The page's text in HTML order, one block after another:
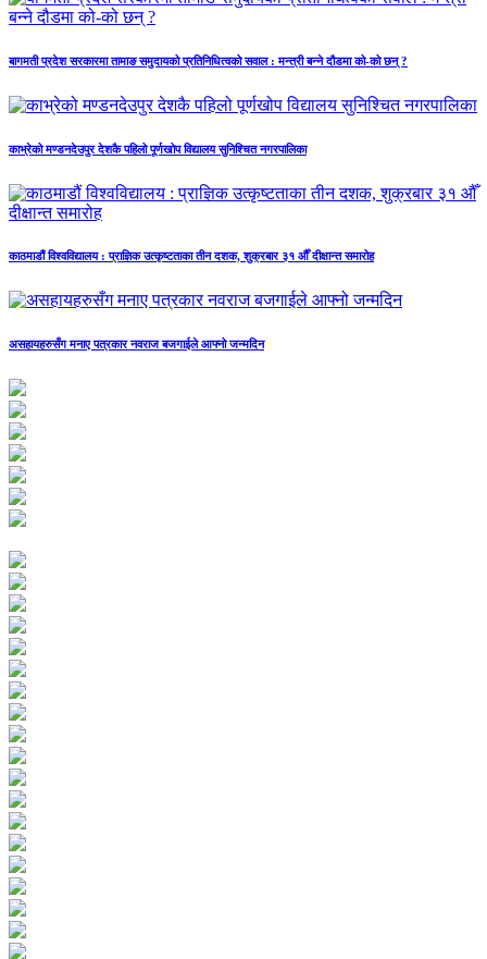
बागमती प्रदेश सरकारमा तामाङ समुदायको प्रतिनिधित्वको सवाल : मन्त्री बन्ने दौडमा को‐को छन् ?
काभ्रेको मण्डनदेउपुर देशकै पहिलो पूर्णखोप विद्यालय सुनिश्चित नगरपालिका
काठमाडौं विश्वविद्यालय : प्राज्ञिक उत्कृष्टताका तीन दशक, शुक्रबार ३१ औँ दीक्षान्त समारोह
असहायहरुसँग मनाए पत्रकार नवराज बजगाईले आफ्नो जन्मदिन